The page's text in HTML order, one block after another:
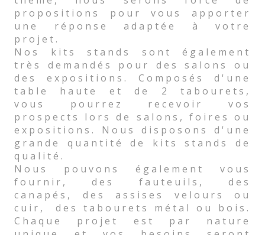
propositions pour vous apporter
une réponse adaptée à votre
projet.
Nos kits stands sont également
très demandés pour des salons ou
des expositions. Composés d'une
table haute et de 2 tabourets,
vous pourrez recevoir vos
prospects lors de salons, foires ou
expositions. Nous disposons d'une
grande quantité de kits stands de
qualité.
Nous pouvons également vous
fournir, des fauteuils, des
canapés, des assises velours ou
cuir, des tabourets métal ou bois.
Chaque projet est par nature